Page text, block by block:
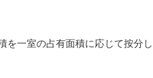
を一室の占有面積に応じて按分